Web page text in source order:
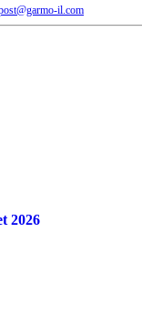
il.com
2026